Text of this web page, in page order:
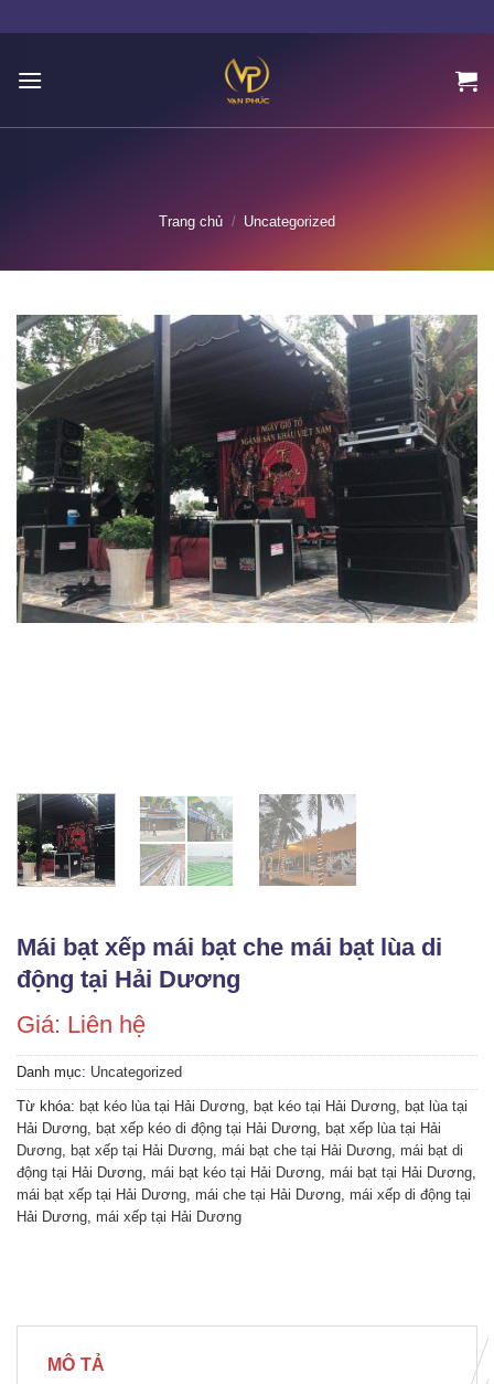
Trang chủ / Uncategorized
Mái bạt xếp mái bạt che mái bạt lùa di
động tại Hải Dương
Giá: Liên hệ
Danh mục: Uncategorized
Từ khóa: bạt kéo lùa tại Hải Dương bạt kéo tại Hải Dương
bạt lùa tại
Hải Dương
bạt xếp kéo di động tại Hải Dương
bạt xếp lùa tại Hải
Dương
bạt xếp tại Hải Dương mái bạt che tại Hải Dương mái bạt di
động tại Hải Dương mái bạt kéo tại Hải Dương mái bạt tại Hải Dương
mái bạt xếp tại Hải Dương mái che tại Hải Dương mái xếp di động tại
Hải Dương mái xếp tại Hải Dương
MÔ TẢ